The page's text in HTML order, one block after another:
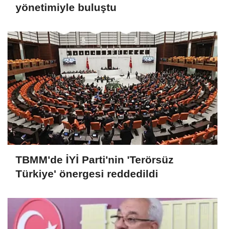
yönetimiyle buluştu
TBMM'de İYİ Parti'nin 'Terörsüz
Türkiye' önergesi reddedildi